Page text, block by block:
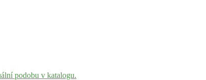
podobu v katalogu.